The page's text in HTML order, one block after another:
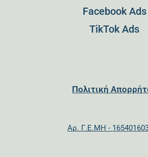
Facebook Ads
TikTok Ads
Πολιτική
Αρ. Γ.Ε.ΜΗ -